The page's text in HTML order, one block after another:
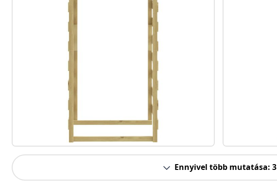
Ennyivel több mutatása: 3